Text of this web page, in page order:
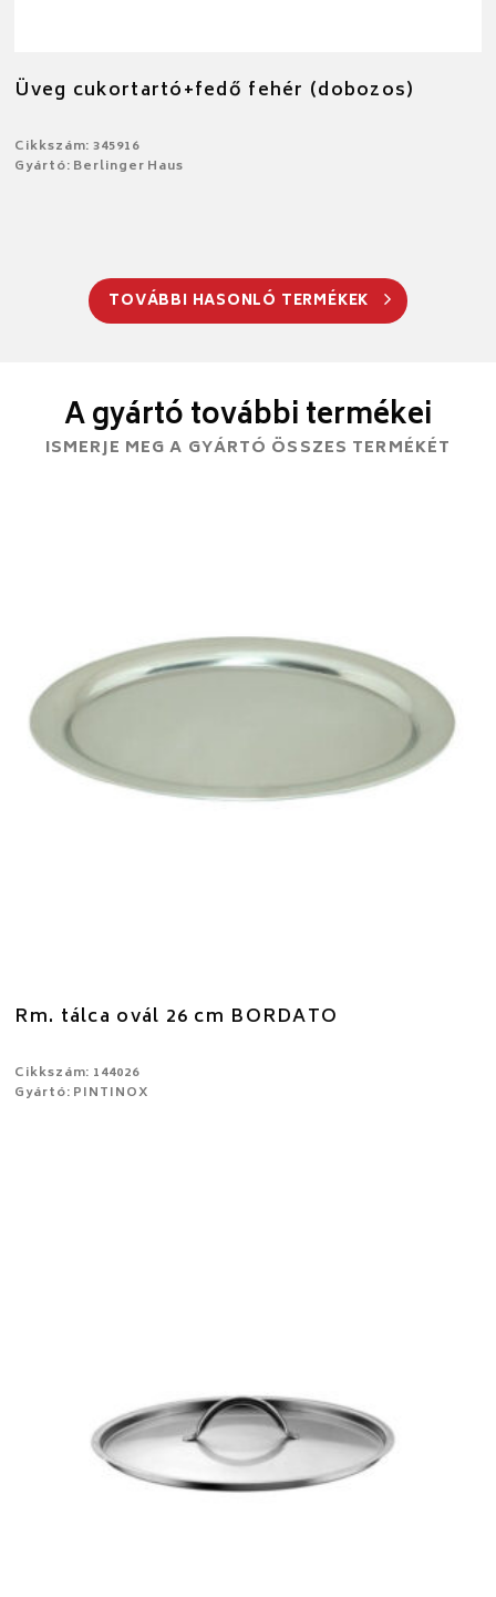
Üveg cukortartó+fedő fehér (dobozos)
Cikkszám: 345916
Gyártó: Berlinger Haus
TOVÁBBI HASONLÓ TERMÉKEK
A gyártó további termékei
ISMERJE MEG A GYÁRTÓ ÖSSZES TERMÉKÉT
Rm. tálca ovál 26 cm BORDATO
Cikkszám: 144026
Gyártó: PINTINOX